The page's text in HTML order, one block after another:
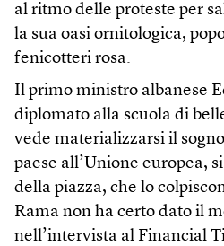
al ritmo delle proteste per
la sua oasi ornitologica,
fenicotteri rosa.
Il primo ministro albanese
diplomato alla scuola di
vede materializzarsi il
paese all’Unione europea,
della piazza, che lo
Rama non ha certo dato il
nell’intervista al Financial